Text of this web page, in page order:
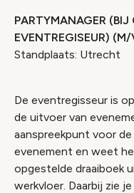
PARTYMANAGER
EVENTREGISEUR) (M/
Standplaats: Utrecht
De eventregisseur is
de uitvoer van
aanspreekpunt voor
evenement en weet
opgestelde draaiboek
werkvloer. Daarbij zie